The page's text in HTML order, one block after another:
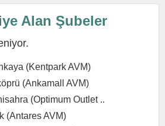
Alan Şubeler
(Kentpark AVM)
(Ankamall AVM)
(Optimum Outlet ..
(Antares AVM)